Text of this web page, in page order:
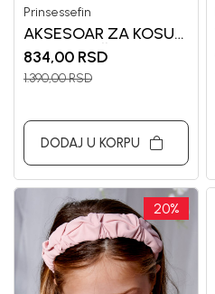
Prinsessefin
AKSESOAR ZA KOSU
ZA DEVOJČICE
PRINSESSEF
834,00 RSD
1.390,00RSD
DODAJ U KORPU
20%